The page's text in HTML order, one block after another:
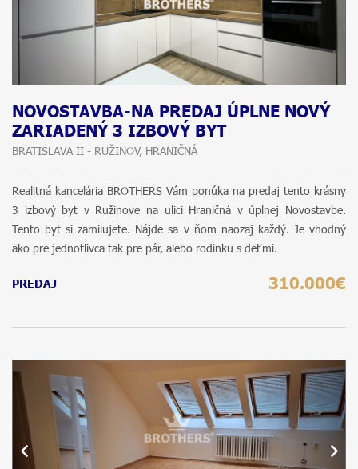
NOVOSTAVBA-NA PREDAJ ÚPLNE NOVÝ
ZARIADENÝ 3 IZBOVÝ BYT
BRATISLAVA II - RUŽINOV, HRANIČNÁ
Realitná kancelária BROTHERS Vám ponúka na predaj tento krásny
3 izbový byt v Ružinove na ulici Hraničná v úplnej Novostavbe.
Tento byt si zamilujete. Nájde sa v ňom naozaj každý. Je vhodný
ako pre jednotlivca tak pre pár, alebo rodinku s deťmi.
PREDAJ 310.000€